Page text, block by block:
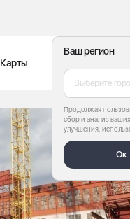
Ваш регион
Выберите
Продолжая
сбор и анализ
улучшения,
Ок
Карты